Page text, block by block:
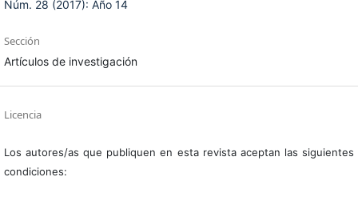
Núm. 28 (2017): Año 14
Sección
Artículos de investigación
Licencia
Los autores/as que publiquen en esta revista aceptan las siguientes
condiciones: